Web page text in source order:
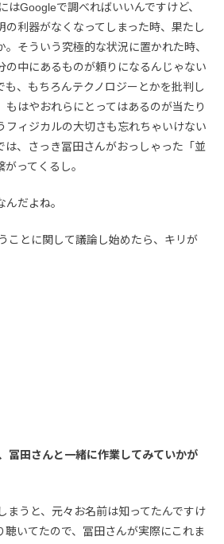
はGoogleで調べればいいんですけど、
の利器がなくなってしまった時、果たし
そういう究極的な状況に置かれた時、
の中にあるものが頼りになるんじゃない
も、もちろんテクノロジーとかを批判し
もはやおれらにとってはあるのが当たり
フィジカルの大切さも忘れちゃいけない
は、さっき冨田さんがおっしゃった「並
ってくるし。
んだよね。
ことに関して議論し始めたら、キリが
田さんと一緒に作業してみていかが
まうと、元々お名前は知ってたんですけ
聴いてたので、冨田さんが実際にこれま